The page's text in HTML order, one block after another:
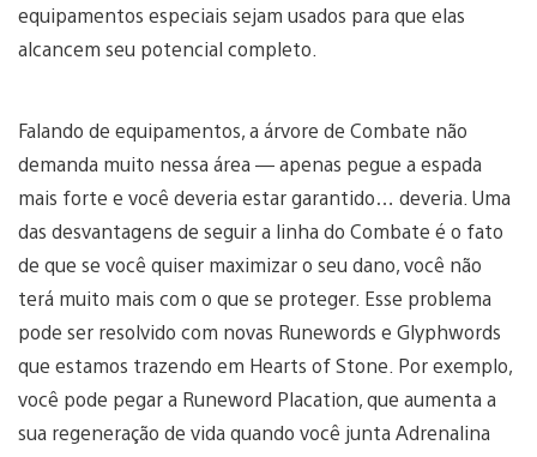
equipamentos especiais sejam usados para que elas
alcancem seu potencial completo.
Falando de equipamentos, a árvore de Combate não
demanda muito nessa área — apenas pegue a espada
mais forte e você deveria estar garantido… deveria. Uma
das desvantagens de seguir a linha do Combate é o fato
de que se você quiser maximizar o seu dano, você não
terá muito mais com o que se proteger. Esse problema
pode ser resolvido com novas Runewords e Glyphwords
que estamos trazendo em Hearts of Stone. Por exemplo,
você pode pegar a Runeword Placation, que aumenta a
sua regeneração de vida quando você junta Adrenalina